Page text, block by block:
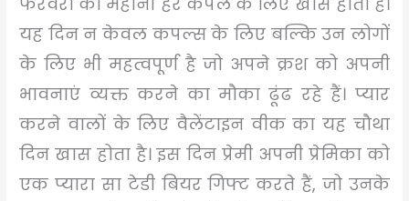
यह दिन न केवल कपल्स के लिए बल्कि उन लोगों
के लिए भी महत्वपूर्ण है जो अपने क्रश को अपनी
भावनाएं व्यक्त करने का मौका ढूंढ रहे हैं। प्यार
करने वालों के लिए वैलेंटाइन वीक का यह चौथा
दिन खास होता है। इस दिन प्रेमी अपनी प्रेमिका को
एक प्यारा सा टेडी बियर गिफ्ट करते हैं, जो उनके